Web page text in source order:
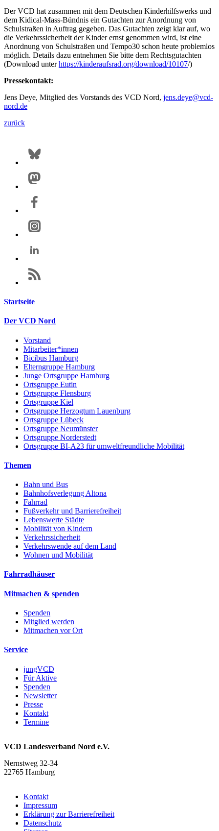
Der VCD hat zusammen mit dem Deutschen Kinderhilfswerks und
dem Kidical-Mass-Bündnis ein Gutachten zur Anordnung von
Schulstraßen in Auftrag gegeben. Das Gutachten zeigt klar auf, wo
die Verkehrssicherheit der Kinder ernst genommen wird, ist eine
Anordnung von Schulstraßen und Tempo30 schon heute problemlos
möglich. Details dazu entnehmen Sie bitte dem Rechtsgutachten
(Download unterhttps://kinderaufsrad.org/download/10107/)
Pressekontakt:
Jens Deye, Mitglied des Vorstands des VCD Nord, jens.deye@vcd-
nord.de
zurück
Startseite
Der VCD Nord
Vorstand
Mitarbeiter*innen
Bicibus Hamburg
Elterngruppe Hamburg
Junge Ortsgruppe Hamburg
Ortsgruppe Eutin
Ortsgruppe Flensburg
Ortsgruppe Kiel
Ortsgruppe Herzogtum Lauenburg
Ortsgruppe Lübeck
Ortsgruppe Neumünster
Ortsgruppe Norderstedt
Ortsgruppe BI-A23 für umweltfreundliche Mobilität
Themen
Bahn und Bus
Bahnhofsverlegung Altona
Fahrrad
Fußverkehr und Barrierefreiheit
Lebenswerte Städte
Mobilität von Kindern
Verkehrssicherheit
Verkehrswende auf dem Land
Wohnen und Mobilität
Fahrradhäuser
Mitmachen & spenden
Spenden
Mitglied werden
Mitmachen vor Ort
Service
jungVCD
Für Aktive
Spenden
Newsletter
Presse
Kontakt
Termine
VCD Landesverband Nord e.V.
Nernstweg 32-34
22765 Hamburg
Kontakt
Impressum
Erklärung zur Barrierefreiheit
Datenschutz